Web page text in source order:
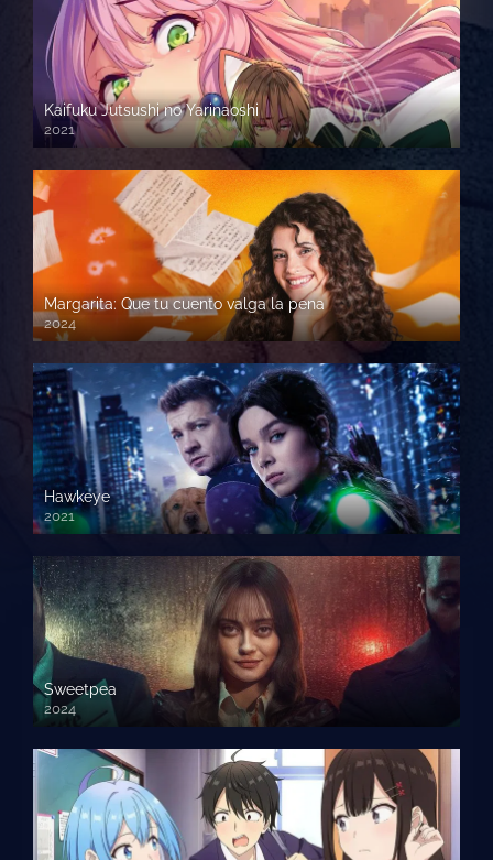
Kaifuku Jutsushi no Yarinaoshi
2021
Margarita: Que tu cuento valga la pena
2024
Hawkeye
2021
Sweetpea
2024